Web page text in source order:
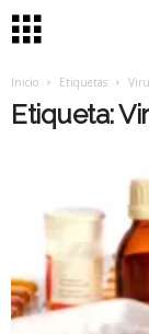
Inicio Etiquetas
Etiqueta: